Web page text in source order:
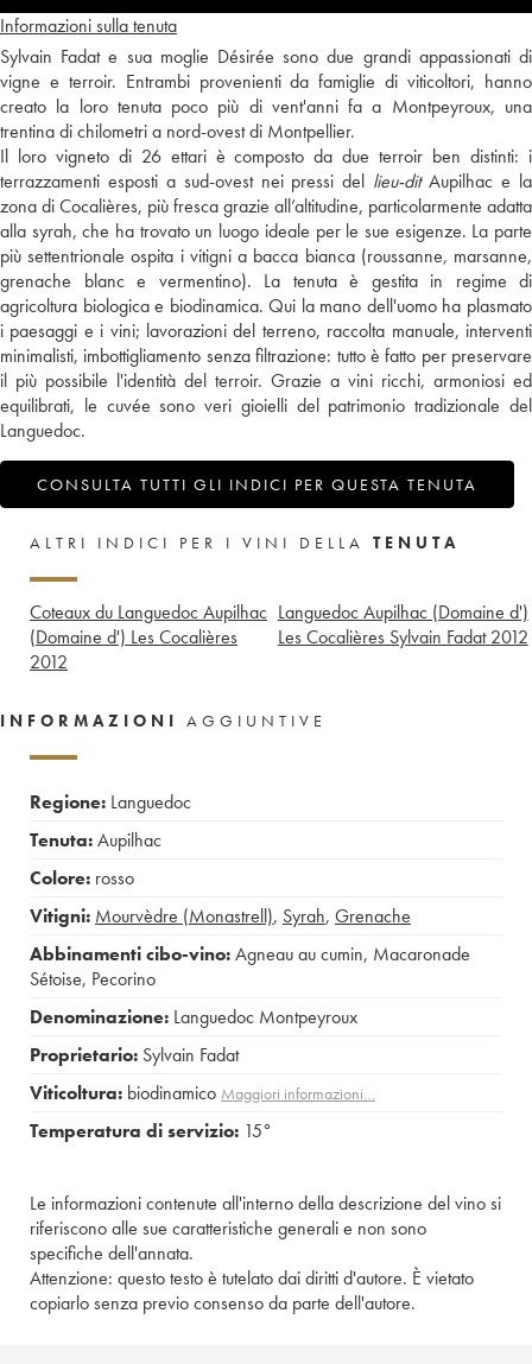
Informazioni sulla tenuta
Sylvain Fadat e sua moglie Désirée sono due grandi appassionati di
vigne e terroir. Entrambi provenienti da famiglie di viticoltori, hanno
creato la loro tenuta poco più di vent'anni fa a Montpeyroux, una
trentina di chilometri a nord-ovest di Montpellier.
Il loro vigneto di 26 ettari è composto da due terroir ben distinti: i
terrazzamenti esposti a sud-ovest nei pressi del lieu-ditAupilhac e la
zona di Cocalières, più fresca grazie all’altitudine, particolarmente adatta
alla syrah, che ha trovato un luogo ideale per le sue esigenze. La parte
più settentrionale ospita i vitigni a bacca bianca (roussanne, marsanne,
grenache blanc e vermentino). La tenuta è gestita in regime di
agricoltura biologica e biodinamica. Qui la mano dell'uomo ha plasmato
i paesaggi e i vini; lavorazioni del terreno, raccolta manuale, interventi
minimalisti, imbottigliamento senza filtrazione: tutto è fatto per preservare
il più possibile l'identità del terroir. Grazie a vini ricchi, armoniosi ed
equilibrati, le cuvée sono veri gioielli del patrimonio tradizionale del
Languedoc.
CONSULTA TUTTI GLI INDICI PER QUESTA TENUTA
ALTRI INDICI PER I VINI DELLA TENUTA
Coteaux du Languedoc Aupilhac
(Domaine d') Les Cocalières
2012
Languedoc Aupilhac (Domaine d')
Les Cocalières Sylvain Fadat 2012
INFORMAZIONI AGGIUNTIVE
Regione: Languedoc
Tenuta:Aupilhac
Colore: rosso
Vitigni: Mourvèdre (Monastrell), Syrah, Grenache
Abbinamenti cibo-vino:Agneau au cumin, Macaronade
Sétoise, Pecorino
Denominazione: Languedoc Montpeyroux
Proprietario: Sylvain Fadat
Viticoltura: biodinamico Maggiori informazioni…
Temperatura di servizio: 15°
Le informazioni contenute all'interno della descrizione del vino si
riferiscono alle sue caratteristiche generali e non sono
specifiche dell'annata.
Attenzione: questo testo è tutelato dai diritti d'autore. È vietato
copiarlo senza previo consenso da parte dell'autore.